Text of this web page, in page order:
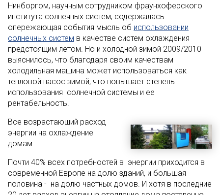
Нинборгом, научным сотрудником фраунхоферского
института солнечных систем, содержалась
опережающая события мысль об использовании
солнечных систем в качестве систем охлаждения
предстоящим летом. Но и холодной зимой 2009/2010
выяснилось, что благодаря своим качествам
холодильная машина может использоваться как
тепловой насос зимой, что повышает степень
использования солнечной системы и ее
рентабельность.
Все возрастающий расход
энергии на охлаждение
домам.
Почти 40% всех потребностей в энергии приходится в
современной Европе на долю зданий, и большая
половина - на долю частных домов. И хотя в последние